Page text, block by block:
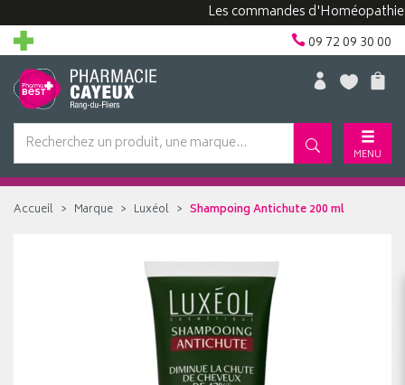
Les commandes d'Homéopathie
09 72 09 30 00
MENU
Accueil Marque Luxéol Shampoing Antichute 200 ml